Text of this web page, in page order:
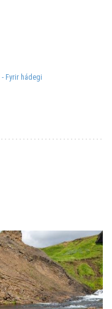
Fyrir hádegi